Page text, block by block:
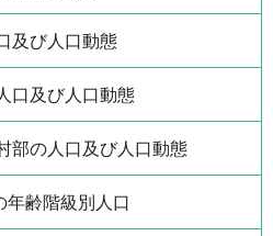
及び人口動態
口及び人口動態
部の人口及び人口動態
齢階級別人口